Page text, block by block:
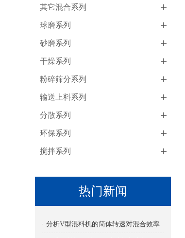
其它混合系列 +
球磨系列 +
砂磨系列 +
干燥系列 +
粉碎筛分系列 +
输送上料系列 +
分散系列 +
环保系列 +
搅拌系列 +
热门新闻
· 分析V型混料机的筒体转速对混合效率